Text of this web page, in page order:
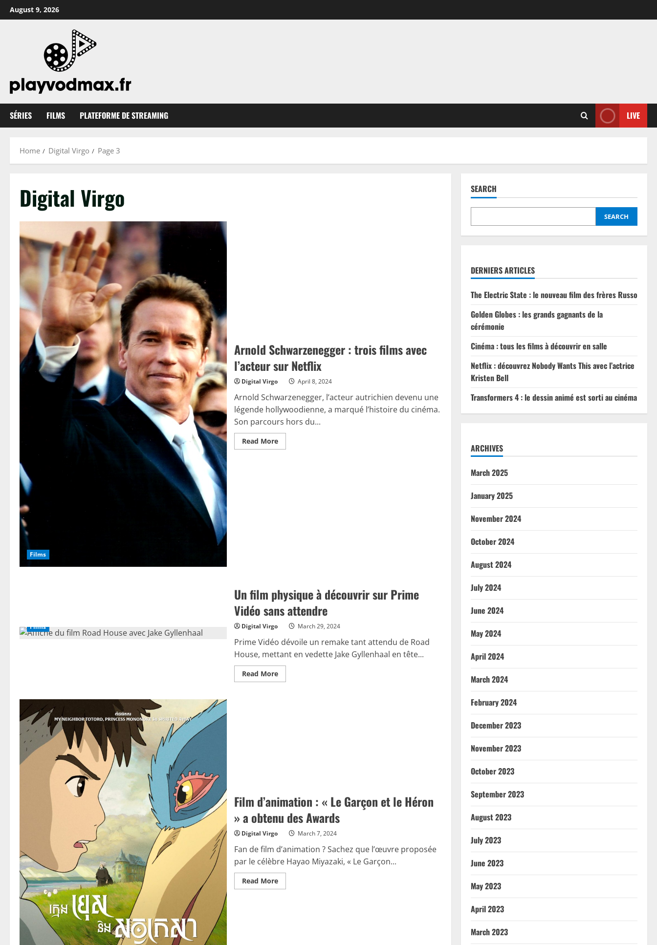
Skip
to
August 9, 2026
SÉRIES FILMS PLATEFORME DE STREAMING LIVE
Home Digital Virgo Page 3
Digital Virgo
Films
Arnold Schwarzenegger : trois films avec
l’acteur sur Netflix
Digital Virgo April 8, 2024
Arnold Schwarzenegger, l’acteur autrichien devenu une
légende hollywoodienne, a marqué l’histoire du cinéma.
Son parcours hors du...
Read MoreRead
more
Films
Un film physique à découvrir sur Prime
Vidéo sans attendre
Digital Virgo March 29, 2024
Prime Vidéo dévoile un remake tant attendu de Road
House, mettant en vedette Jake Gyllenhaal en tête...
Read MoreRead
more
Film d’animation : « Le Garçon et le Héron
» a obtenu des Awards
Digital Virgo March 7, 2024
Fan de film d’animation ? Sachez que l’œuvre proposée
par le célèbre Hayao Miyazaki, « Le Garçon...
Read MoreRead
more
SEARCH
SEARCH
DERNIERS ARTICLES
The Electric State : le nouveau film des frères Russo
Golden Globes : les grands gagnants de la
cérémonie
Cinéma : tous les films à découvrir en salle
Netflix : découvrez Nobody Wants This avec l’actrice
Kristen Bell
Transformers 4 : le dessin animé est sorti au cinéma
ARCHIVES
March 2025
January 2025
November 2024
October 2024
August 2024
July 2024
June 2024
May 2024
April 2024
March 2024
February 2024
December 2023
November 2023
October 2023
September 2023
August 2023
July 2023
June 2023
May 2023
April 2023
March 2023